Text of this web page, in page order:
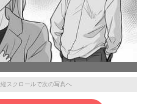
縦スクロールで次の写真へ